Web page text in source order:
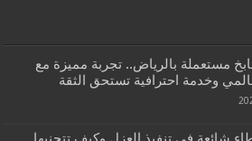
مستعملة بالرياض.. تجربة مميزة مع
وخدمة احترافية تستحق الثقة